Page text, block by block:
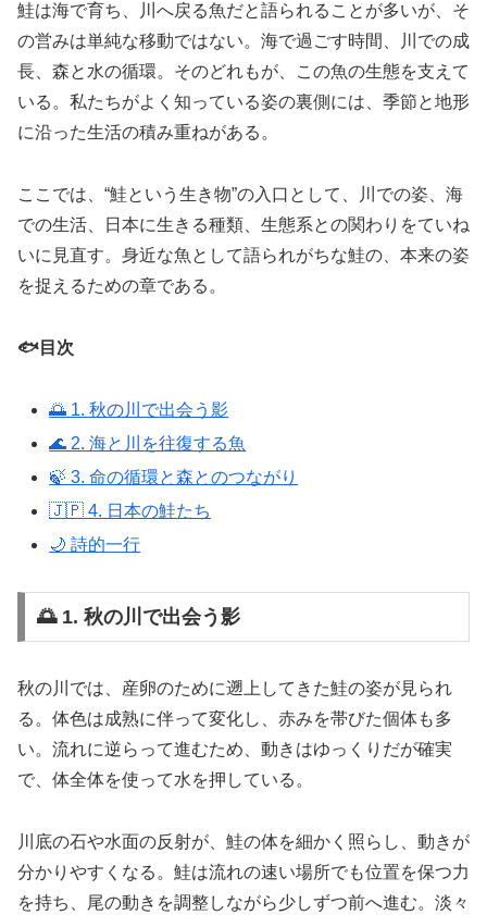
鮭は海で育ち、川へ戻る魚だと語られることが多いが、そ
の営みは単純な移動ではない。海で過ごす時間、川での成
長、森と水の循環。そのどれもが、この魚の生態を支えて
いる。私たちがよく知っている姿の裏側には、季節と地形
に沿った生活の積み重ねがある。
ここでは、“鮭という生き物”の入口として、川での姿、海
での生活、日本に生きる種類、生態系との関わりをていね
いに見直す。身近な魚として語られがちな鮭の、本来の姿
を捉えるための章である。
🐟目次
🌅 1. 秋の川で出会う影
🌊 2. 海と川を往復する魚
🍃 3. 命の循環と森とのつながり
🇯🇵 4. 日本の鮭たち
🌙 詩的一行
🌅 1. 秋の川で出会う影
秋の川では、産卵のために遡上してきた鮭の姿が見られ
る。体色は成熟に伴って変化し、赤みを帯びた個体も多
い。流れに逆らって進むため、動きはゆっくりだが確実
で、体全体を使って水を押している。
川底の石や水面の反射が、鮭の体を細かく照らし、動きが
分かりやすくなる。鮭は流れの速い場所でも位置を保つ力
を持ち、尾の動きを調整しながら少しずつ前へ進む。淡々